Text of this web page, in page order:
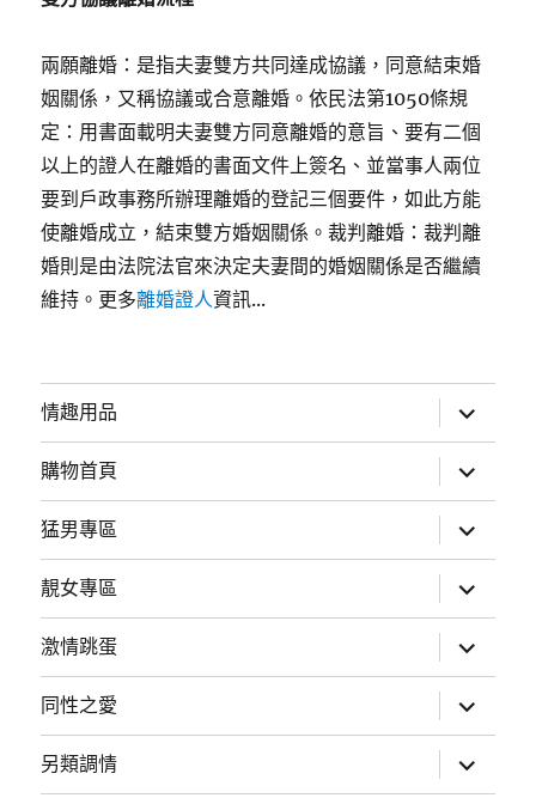
兩願離婚：是指夫妻雙方共同達成協議，同意結束婚
姻關係，又稱協議或合意離婚。依民法第1050條規
定：用書面載明夫妻雙方同意離婚的意旨、要有二個
以上的證人在離婚的書面文件上簽名、並當事人兩位
要到戶政事務所辦理離婚的登記三個要件，如此方能
使離婚成立，結束雙方婚姻關係。裁判離婚：裁判離
婚則是由法院法官來決定夫妻間的婚姻關係是否繼續
維持。更多離婚證人資訊...
情趣用品
展
開
子
選
單
購物首頁
展
開
子
選
單
猛男專區
展
開
子
選
單
靚女專區
展
開
子
選
單
激情跳蛋
展
開
子
選
單
同性之愛
展
開
子
選
單
另類調情
展
開
子